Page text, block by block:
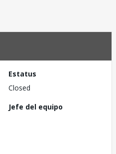
Estatus
Closed
Jefe del equipo